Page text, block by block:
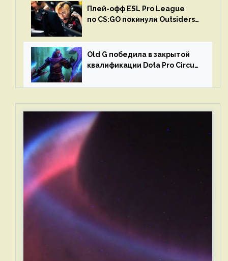
Плей-офф ESL Pro League
по CS:GO покинули Outsiders
Old G победила в закрытой
квалификации Dota Pro Circuit